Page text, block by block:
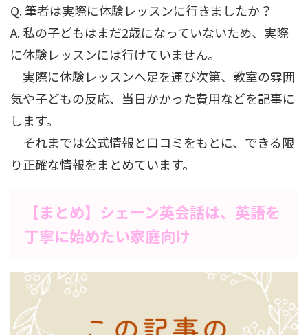
Q. 筆者は実際に体験レッスンに行きましたか？
A. 私の子どもはまだ2歳になっていないため、実際
に体験レッスンには行けていません。
実際に体験レッスンへ足を運び次第、教室の雰囲
気や子どもの反応、当日かかった費用などを記事に
します。
それまでは公式情報と口コミをもとに、できる限
り正確な情報をまとめています。
【まとめ】シェーン英会話は、英語を
丁寧に始めたい家庭向け